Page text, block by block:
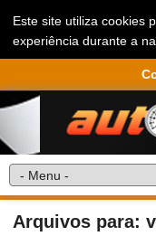
Este site utiliza cookies
experiência durante a
Arquivos para: